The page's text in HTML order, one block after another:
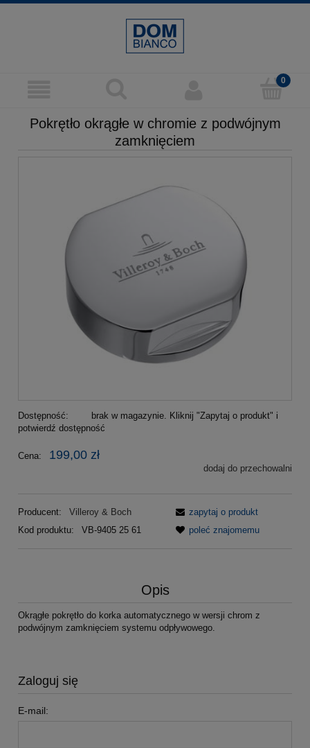
Pokrętło okrągłe w chromie z podwójnym
zamknięciem
Dostępność:
brak w magazynie. Kliknij "Zapytaj o produkt" i
potwierdź dostępność
Cena: 199,00 zł
dodaj do przechowalni
Producent:
Villeroy & Boch
Kod produktu:
VB-9405 25 61
zapytaj o produkt
poleć znajomemu
Opis
Okrągłe pokrętło do korka automatycznego w wersji chrom z
podwójnym zamknięciem systemu odpływowego.
Zaloguj się
E-mail: